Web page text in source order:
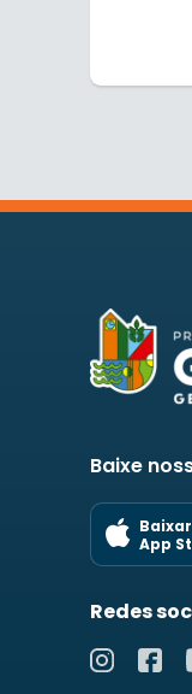
Baixe
App
Redes